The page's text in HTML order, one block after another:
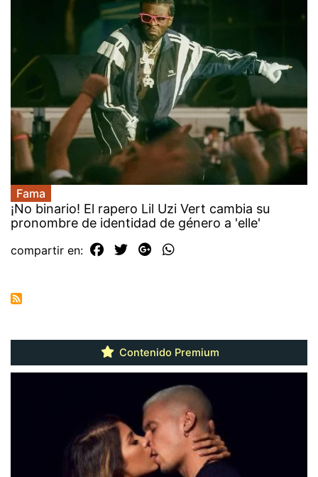
Fama
¡No binario! El rapero Lil Uzi Vert cambia su
pronombre de identidad de género a 'elle'
compartir en:
Contenido Premium